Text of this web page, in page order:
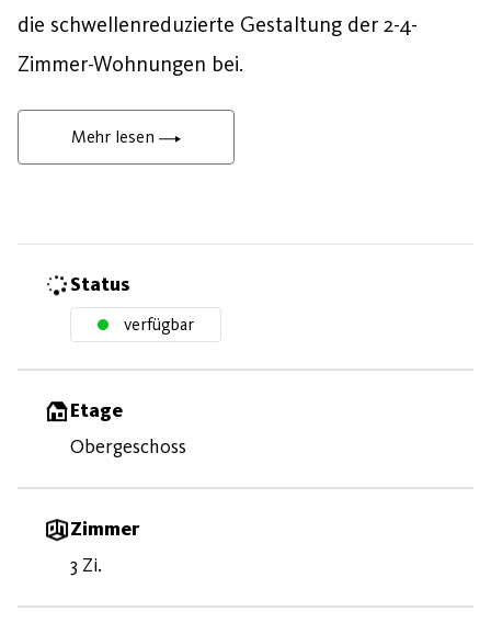
die schwellenreduzierte Gestaltung der 2-4-
Zimmer-Wohnungen bei.
Mehr lesen
Status
verfügbar
Etage
Obergeschoss
Zimmer
3 Zi.